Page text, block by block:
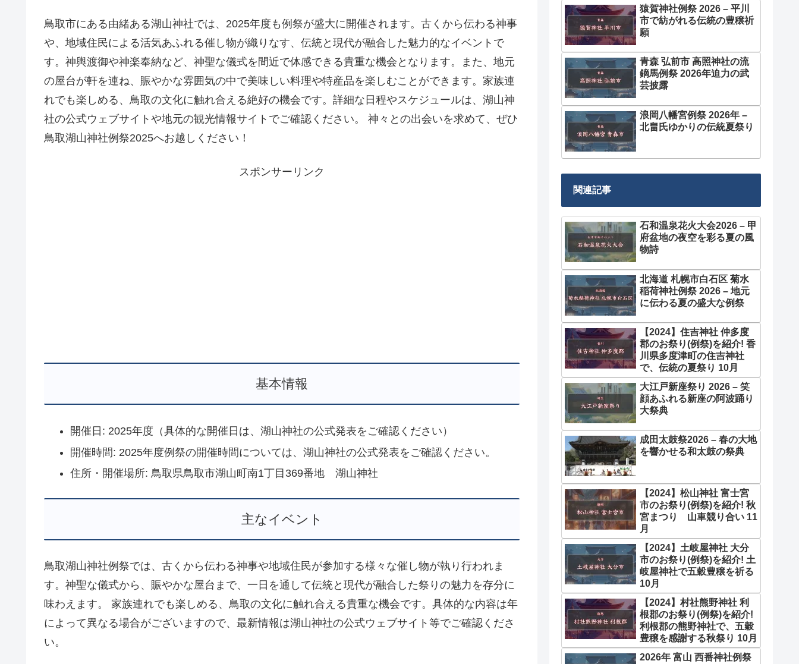
鳥取市にある由緒ある湖山神社では、2025年度も例祭が盛大に開催されます。古くから伝わる神事
や、地域住民による活気あふれる催し物が織りなす、伝統と現代が融合した魅力的なイベントで
す。神輿渡御や神楽奉納など、神聖な儀式を間近で体感できる貴重な機会となります。また、地元
の屋台が軒を連ね、賑やかな雰囲気の中で美味しい料理や特産品を楽しむことができます。家族連
れでも楽しめる、鳥取の文化に触れ合える絶好の機会です。詳細な日程やスケジュールは、湖山神
社の公式ウェブサイトや地元の観光情報サイトでご確認ください。 神々との出会いを求めて、ぜひ
鳥取湖山神社例祭2025へお越しください！
スポンサーリンク
基本情報
開催日: 2025年度（具体的な開催日は、湖山神社の公式発表をご確認ください）
開催時間: 2025年度例祭の開催時間については、湖山神社の公式発表をご確認ください。
住所・開催場所: 鳥取県鳥取市湖山町南1丁目369番地 湖山神社
主なイベント
鳥取湖山神社例祭では、古くから伝わる神事や地域住民が参加する様々な催し物が執り行われま
す。神聖な儀式から、賑やかな屋台まで、一日を通して伝統と現代が融合した祭りの魅力を存分に
味わえます。 家族連れでも楽しめる、鳥取の文化に触れ合える貴重な機会です。具体的な内容は年
によって異なる場合がございますので、最新情報は湖山神社の公式ウェブサイト等でご確認くださ
い。
猿賀神社例祭 2026 – 平川
市で紡がれる伝統の豊穣祈
願
青森 弘前市 高照神社の流
鏑馬例祭 2026年迫力の武
芸披露
浪岡八幡宮例祭 2026年 –
北畠氏ゆかりの伝統夏祭り
関連記事
石和温泉花火大会2026 – 甲
府盆地の夜空を彩る夏の風
物詩
北海道 札幌市白石区 菊水
稲荷神社例祭 2026 – 地元
に伝わる夏の盛大な例祭
【2024】住吉神社 仲多度
郡のお祭り(例祭)を紹介! 香
川県多度津町の住吉神社
で、伝統の夏祭り 10月
大江戸新座祭り 2026 – 笑
顔あふれる新座の阿波踊り
大祭典
成田太鼓祭2026 – 春の大地
を響かせる和太鼓の祭典
【2024】松山神社 富士宮
市のお祭り(例祭)を紹介! 秋
宮まつり 山車競り合い 11
月
【2024】土岐屋神社 大分
市のお祭り(例祭)を紹介! 土
岐屋神社で五穀豊穣を祈る
10月
【2024】村社熊野神社 利
根郡のお祭り(例祭)を紹介!
利根郡の熊野神社で、五穀
豊穣を感謝する秋祭り 10月
2026年 富山 西番神社例祭